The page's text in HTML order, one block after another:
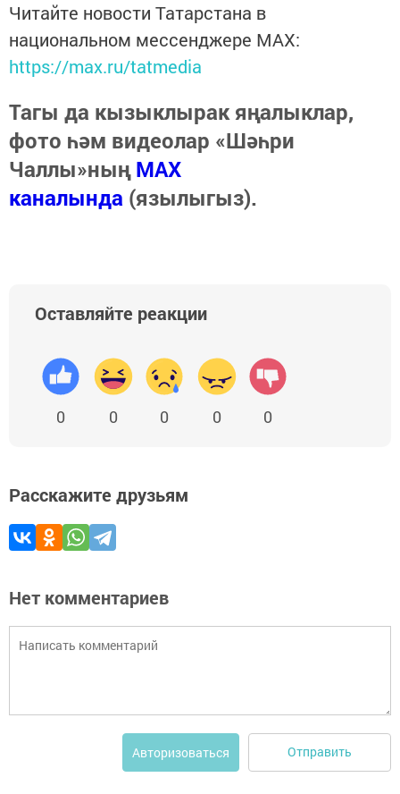
Читайте новости Татарстана в
национальном мессенджере MАХ:
https://max.ru/tatmedia
Тагы да кызыклырак яңалыклар,
фото һәм видеолар «Шәһри
Чаллы»ныңMAX
каналында (язылыгыз).
Оставляйте реакции
0 0 0 0 0
Расскажите друзьям
Нет комментариев
Авторизоваться Отправить